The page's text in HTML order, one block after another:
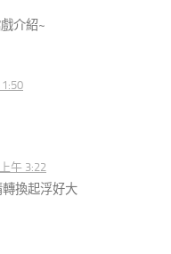
介紹~
午 3:22
換起浮好大